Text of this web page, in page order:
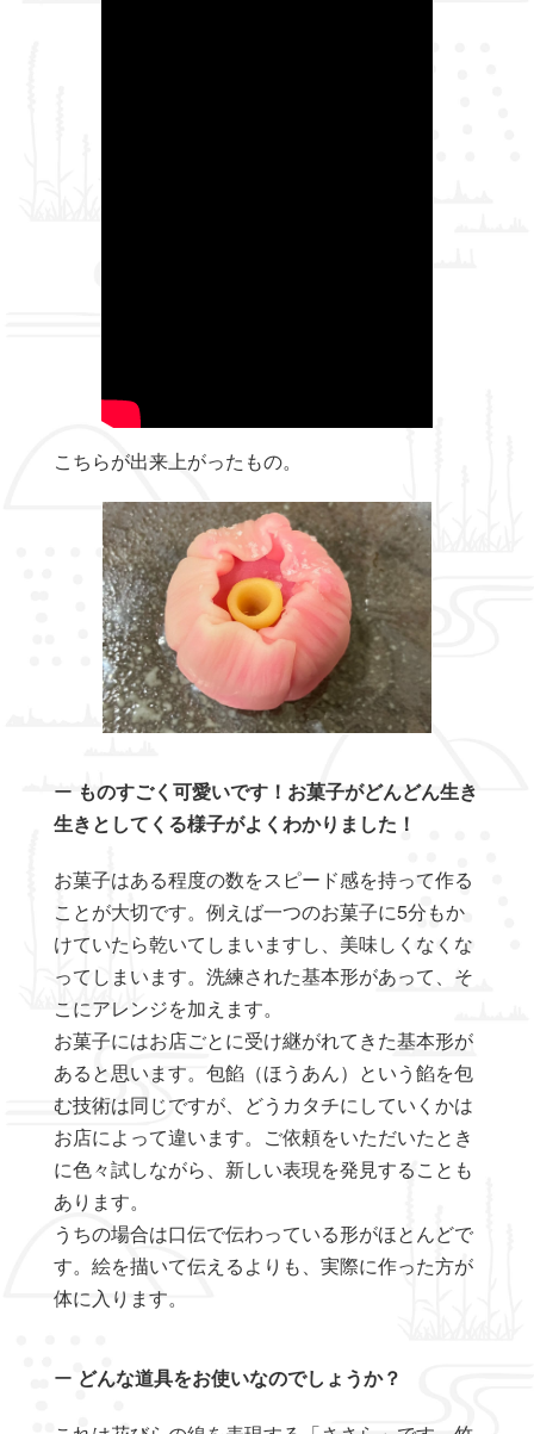
こちらが出来上がったもの。
ー ものすごく可愛いです！お菓子がどんどん生き
生きとしてくる様子がよくわかりました！
お菓子はある程度の数をスピード感を持って作る
ことが大切です。例えば一つのお菓子に5分もか
けていたら乾いてしまいますし、美味しくなくな
ってしまいます。洗練された基本形があって、そ
こにアレンジを加えます。
お菓子にはお店ごとに受け継がれてきた基本形が
あると思います。包餡（ほうあん）という餡を包
む技術は同じですが、どうカタチにしていくかは
お店によって違います。ご依頼をいただいたとき
に色々試しながら、新しい表現を発見することも
あります。
うちの場合は口伝で伝わっている形がほとんどで
す。絵を描いて伝えるよりも、実際に作った方が
体に入ります。
ー どんな道具をお使いなのでしょうか？